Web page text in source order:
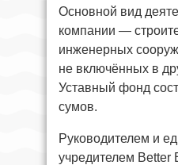
Основной вид
компании —
инженерных
не включённых в
Уставный фонд
сумов.
Руководителем и
учредителем Better